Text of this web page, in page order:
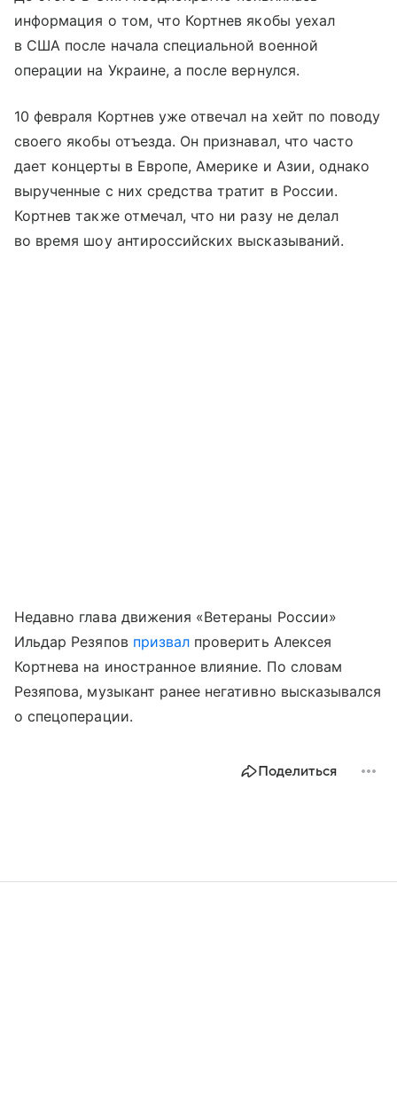
информация о том, что Кортнев якобы уехал
в США после начала специальной военной
операции на Украине, а после вернулся.
10 февраля Кортнев уже отвечал на хейт по поводу
своего якобы отъезда. Он признавал, что часто
дает концерты в Европе, Америке и Азии, однако
вырученные с них средства тратит в России.
Кортнев также отмечал, что ни разу не делал
во время шоу антироссийских высказываний.
Недавно глава движения «Ветераны России»
Ильдар Резяпов призвал проверить Алексея
Кортнева на иностранное влияние. По словам
Резяпова, музыкант ранее негативно высказывался
о спецоперации.
Поделиться